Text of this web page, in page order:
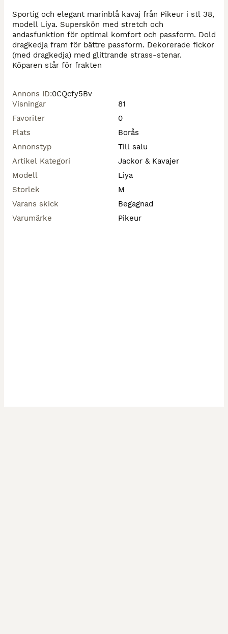
Sportig och elegant marinblå kavaj från Pikeur i stl 38,
modell Liya. Superskön med stretch och
andasfunktion för optimal komfort och passform. Dold
dragkedja fram för bättre passform. Dekorerade fickor
(med dragkedja) med glittrande strass-stenar.
Köparen står för frakten
Annons ID:0CQcfy5Bv
Visningar
81
Favoriter
0
Plats
Borås
Annonstyp
Till salu
Artikel Kategori
Jackor & Kavajer
Modell
Liya
Storlek
M
Varans skick
Begagnad
Varumärke
Pikeur